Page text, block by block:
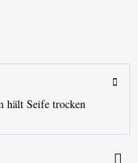
hält Seife trocken